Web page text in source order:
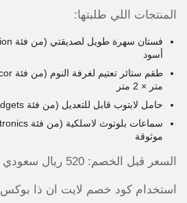
المنتجات اللي طلبتها:
أسود
متر × 2 متر
حامل لابتوب قابل للتعديل (من فئة Gadgets) – لون فضي
موثوقة
السعر قبل الخصم: 520 ريال سعودي
استخدام كود خصم لايت ان ذا بوكس